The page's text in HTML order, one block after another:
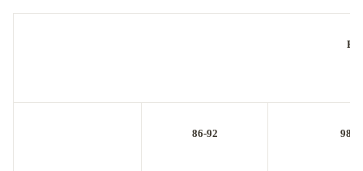
86-92 98-